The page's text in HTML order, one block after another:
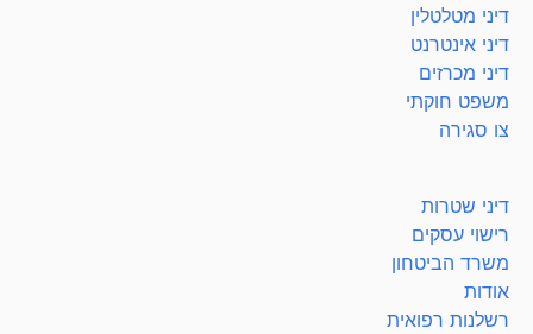
דיני מטלטלין
דיני אינטרנט
דיני מכרזים
משפט חוקתי
צו סגירה
דיני שטרות
רישוי עסקים
משרד הביטחון
אודות
רשלנות רפואית